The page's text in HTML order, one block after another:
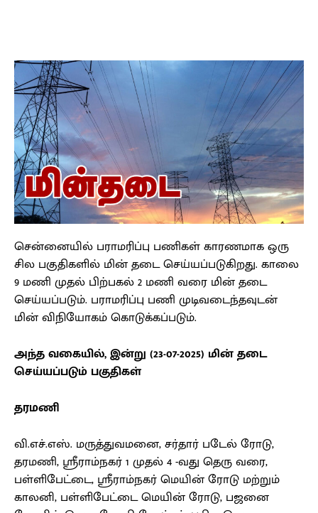
சென்னையில் பராமரிப்பு பணிகள் காரணமாக ஒரு
சில பகுதிகளில் மின் தடை செய்யப்படுகிறது. காலை
9 மணி முதல் பிற்பகல் 2 மணி வரை மின் தடை
செய்யப்படும். பராமரிப்பு பணி முடிவடைந்தவுடன்
மின் விநியோகம் கொடுக்கப்படும்.
அந்த வகையில், இன்று (23-07-2025) மின் தடை
செய்யப்படும் பகுதிகள்
தரமணி
வி.எச்.எஸ். மருத்துவமனை, சர்தார் படேல் ரோடு,
தரமணி, ஸ்ரீராம்நகர் 1 முதல் 4 -வது தெரு வரை,
பள்ளிபேட்டை, ஸ்ரீராம்நகர் மெயின் ரோடு மற்றும்
காலனி, பள்ளிபேட்டை மெயின் ரோடு, பஜனை